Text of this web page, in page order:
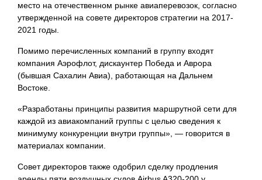
место на отечественном рынке авиаперевозок, согласно
утвержденной на совете директоров стратегии на 2017-
2021 годы.
Помимо перечисленных компаний в группу входят
компания Аэрофлот, дискаунтер Победа и Аврора
(бывшая Сахалин Авиа), работающая на Дальнем
Востоке.
«Разработаны принципы развития маршрутной сети для
каждой из авиакомпаний группы с целью сведения к
минимуму конкуренции внутри группы», — говорится в
материалах компании.
Совет директоров также одобрил сделку продления